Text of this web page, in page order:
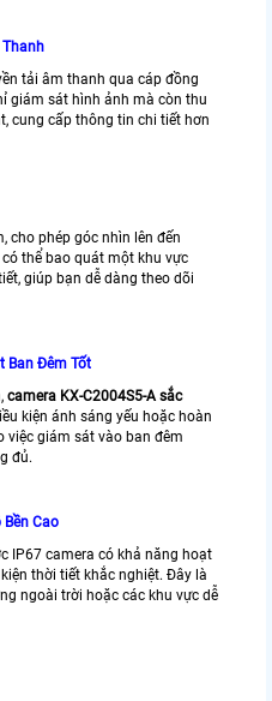
Thanh
tải âm thanh qua cáp đồng
giám sát hình ảnh mà còn thu
cung cấp thông tin chi tiết hơn
cho phép góc nhìn lên đến
thể bao quát một khu vực
giúp bạn dễ dàng theo dõi
Ban Đêm Tốt
camera KX-C2004S5-A sắc
kiện ánh sáng yếu hoặc hoàn
việc giám sát vào ban đêm
đủ.
Cao
IP67 camera có khả năng hoạt
thời tiết khắc nghiệt. Đây là
ngoài trời hoặc các khu vực dễ